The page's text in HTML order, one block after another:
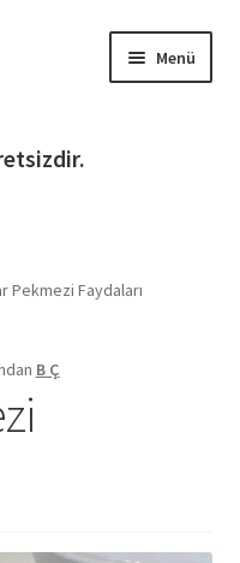
Menü
Pekmezi Faydaları
B Ç